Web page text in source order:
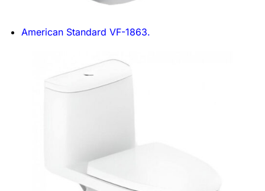
American Standard VF-1863.